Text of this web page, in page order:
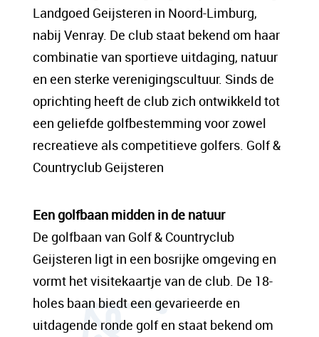
Een content hoofd tekst. Lorem ipsum dolor
sit amet, consectetur adipis cin elit. Nunc
purus libero, interdum sed blandit acp
retium facilisis turpis. Donec dictum neque
veloran tristique egestas nulla mollis dui
lorem dolor.
sit amet, consectetur adipis cin elit. Nunc
purus libero, interdum sed blandit acp
retium facilisis turpis. Donec dictum neque
veloran tristique egestas nulla mollis dui
lorem dolor.
Landgoed Geijsteren in Noord-Limburg,
nabij Venray. De club staat bekend om haar
combinatie van sportieve uitdaging, natuur
en een sterke verenigingscultuur. Sinds de
oprichting heeft de club zich ontwikkeld tot
een geliefde golfbestemming voor zowel
recreatieve als competitieve golfers. Golf &
Countryclub Geijsteren
Een golfbaan midden in de natuur
De golfbaan van Golf & Countryclub
Geijsteren ligt in een bosrijke omgeving en
vormt het visitekaartje van de club. De 18-
holes baan biedt een gevarieerde en
uitdagende ronde golf en staat bekend om